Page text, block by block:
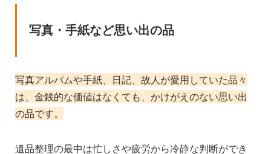
写真・手紙など思い出の品
写真アルバムや手紙、日記、故人が愛用していた品々
は、金銭的な価値はなくても、かけがえのない思い出
の品です。
遺品整理の最中は忙しさや疲労から冷静な判断ができ